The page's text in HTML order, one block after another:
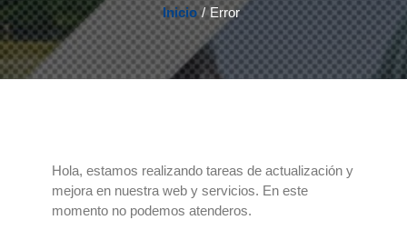
Inicio / Error
Hola, estamos realizando tareas de actualización y
mejora en nuestra web y servicios. En este
momento no podemos atenderos.